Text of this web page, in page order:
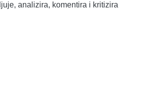
analizira, komentira i kritizira